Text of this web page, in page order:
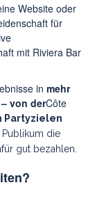
Website oder
für
mit Riviera Bar
in mehr
von derCôte
Partyzielen
Publikum die
gut bezahlen.